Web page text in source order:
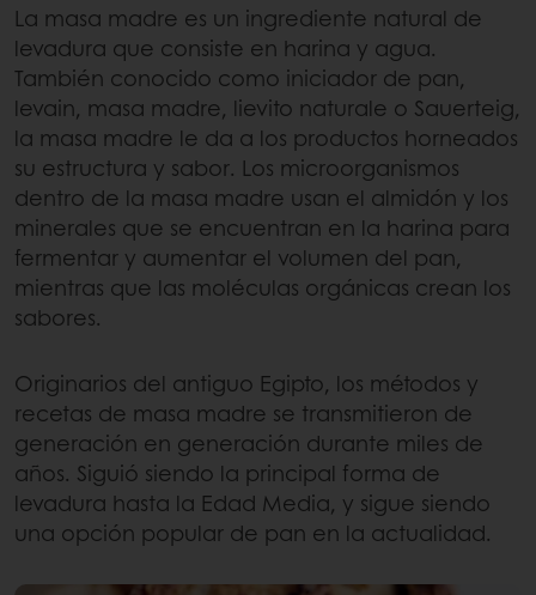
La masa madre es un ingrediente natural de
levadura que consiste en harina y agua.
También conocido como iniciador de pan,
levain, masa madre, lievito naturale o Sauerteig,
la masa madre le da a los productos horneados
su estructura y sabor. Los microorganismos
dentro de la masa madre usan el almidón y los
minerales que se encuentran en la harina para
fermentar y aumentar el volumen del pan,
mientras que las moléculas orgánicas crean los
sabores.
Originarios del antiguo Egipto, los métodos y
recetas de masa madre se transmitieron de
generación en generación durante miles de
años. Siguió siendo la principal forma de
levadura hasta la Edad Media, y sigue siendo
una opción popular de pan en la actualidad.